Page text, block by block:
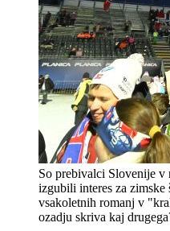
So prebivalci Slovenije v
izgubili interes za zimske
vsakoletnih romanj v
ozadju skriva kaj